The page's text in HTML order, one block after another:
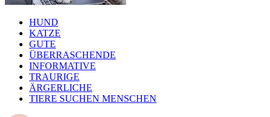
HUND
KATZE
GUTE
ÜBERRASCHENDE
INFORMATIVE
TRAURIGE
ÄRGERLICHE
TIERE SUCHEN MENSCHEN